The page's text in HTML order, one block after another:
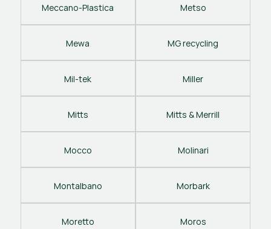
Meccano-Plastica Metso
Mewa MG recycling
Mil-tek Miller
Mitts Mitts & Merrill
Mocco Molinari
Montalbano Morbark
Moretto Moros